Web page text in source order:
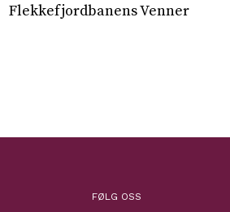
Flekkefjordbanens Venner
FØLG OSS